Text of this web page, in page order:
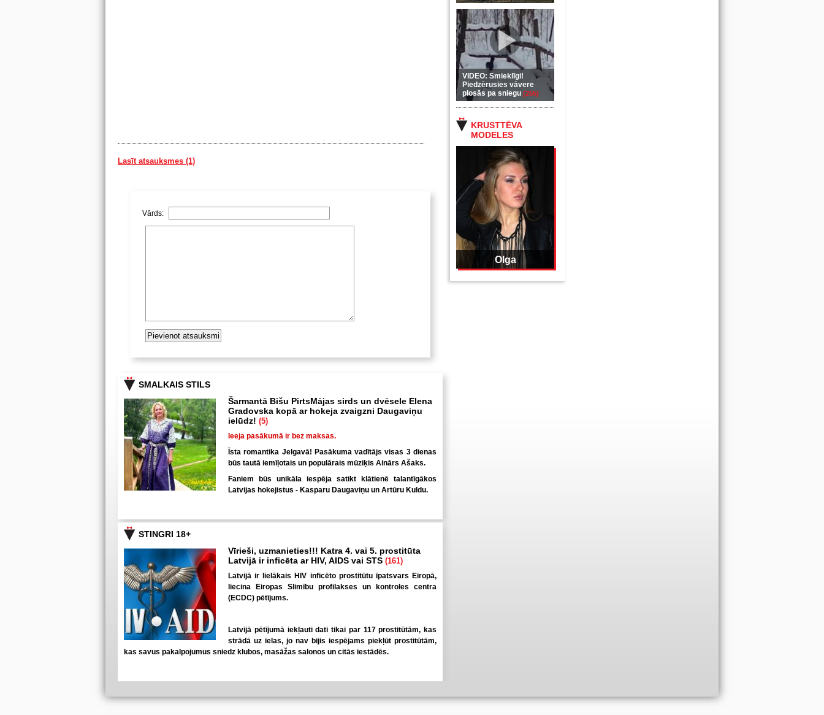
VIDEO: Smieklīgi!
Piedzērusies vāvere
plosās pa sniegu (255)
KRUSTTĒVA
MODELES
Olga
Lasīt atsauksmes (1)
Vārds:
SMALKAIS STILS
Šarmantā Bišu PirtsMājas sirds un dvēsele Elena
Gradovska kopā ar hokeja zvaigzni Daugaviņu
ielūdz! (5)
Ieeja pasākumā ir bez maksas.
Īsta romantika Jelgavā! Pasākuma vadītājs visas 3 dienas
būs tautā iemīļotais un populārais mūziķis Ainārs Ašaks.
Faniem būs unikāla iespēja satikt klātienē talantīgākos
Latvijas hokejistus - Kasparu Daugaviņu un Artūru Kuldu.
STINGRI 18+
Vīrieši, uzmanieties!!! Katra 4. vai 5. prostitūta
Latvijā ir inficēta ar HIV, AIDS vai STS (161)
Latvijā ir lielākais HIV inficēto prostitūtu īpatsvars Eiropā,
liecina Eiropas Slimību profilakses un kontroles centra
(ECDC) pētījums.
Latvijā pētījumā iekļauti dati tikai par 117 prostitūtām, kas
strādā uz ielas, jo nav bijis iespējams piekļūt prostitūtām,
kas savus pakalpojumus sniedz klubos, masāžas salonos un citās iestādēs.